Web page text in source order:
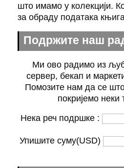
што имамо у колекцији.
за обраду података
Подржите наш
Ми ово радимо из
сервер, бекап и
Помозите нам да се
покријемо неки
Нека реч подршке :
Упишите суму(USD)